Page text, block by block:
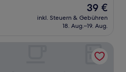
Der
Preis
beträgt
39 €
inkl. Steuern & Gebühren
18. Aug.–19. Aug.